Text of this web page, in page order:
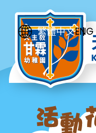
ENG
繁體中文